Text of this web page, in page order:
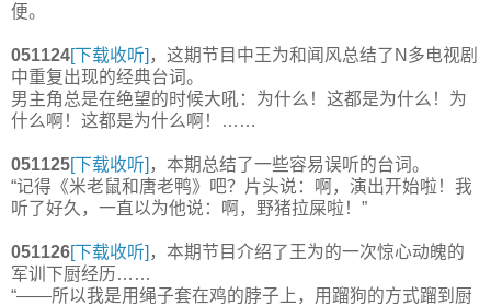
便。
051124[下载收听] ，这期节目中王为和闻风总结了N多电视剧
中重复出现的经典台词。
男主角总是在绝望的时候大吼：为什么！这都是为什么！为
什么啊！这都是为什么啊！……
051125[下载收听] ，本期总结了一些容易误听的台词。
“记得《米老鼠和唐老鸭》吧？片头说：啊，演出开始啦！我
听了好久，一直以为他说：啊，野猪拉屎啦！”
051126[下载收听] ，本期节目介绍了王为的一次惊心动魄的
军训下厨经历……
“——所以我是用绳子套在鸡的脖子上，用蹓狗的方式蹓到厨